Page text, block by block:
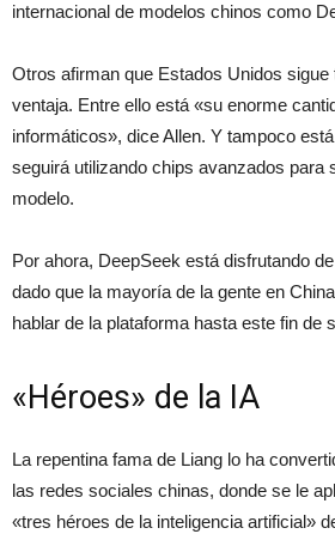
internacional de modelos chinos como
Otros afirman que Estados Unidos sigue
ventaja. Entre ello está «su enorme
informáticos», dice Allen. Y tampoco
seguirá utilizando chips avanzados para
modelo.
Por ahora, DeepSeek está disfrutando
dado que la mayoría de la gente en
hablar de la plataforma hasta este fin de
«Héroes» de la IA
La repentina fama de Liang lo ha
las redes sociales chinas, donde se le
«tres héroes de la inteligencia artificial»